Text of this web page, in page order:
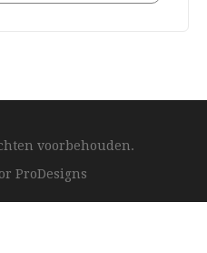
voorbehouden.
ProDesigns